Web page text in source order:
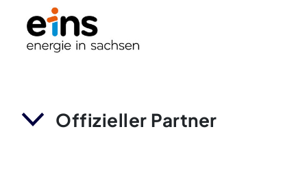
Offizieller Partner